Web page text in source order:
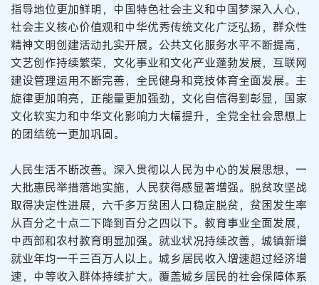
指导地位更加鲜明，中国特色社会主义和中国梦深入人心，
社会主义核心价值观和中华优秀传统文化广泛弘扬，群众性
精神文明创建活动扎实开展。公共文化服务水平不断提高，
文艺创作持续繁荣，文化事业和文化产业蓬勃发展，互联网
建设管理运用不断完善，全民健身和竞技体育全面发展。主
旋律更加响亮，正能量更加强劲，文化自信得到彰显，国家
文化软实力和中华文化影响力大幅提升，全党全社会思想上
的团结统一更加巩固。
人民生活不断改善。深入贯彻以人民为中心的发展思想，一
大批惠民举措落地实施，人民获得感显著增强。脱贫攻坚战
取得决定性进展，六千多万贫困人口稳定脱贫，贫困发生率
从百分之十点二下降到百分之四以下。教育事业全面发展，
中西部和农村教育明显加强。就业状况持续改善，城镇新增
就业年均一千三百万人以上。城乡居民收入增速超过经济增
速，中等收入群体持续扩大。覆盖城乡居民的社会保障体系